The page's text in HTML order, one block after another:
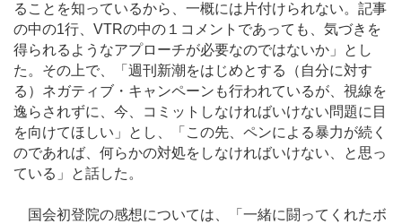
ることを知っているから、一概には片付けられない。記事
の中の1行、VTRの中の１コメントであっても、気づきを
得られるようなアプローチが必要なのではないか」とし
た。その上で、「週刊新潮をはじめとする（自分に対す
る）ネガティブ・キャンペーンも行われているが、視線を
逸らされずに、今、コミットしなければいけない問題に目
を向けてほしい」とし、「この先、ペンによる暴力が続く
のであれば、何らかの対処をしなければいけない、と思っ
ている」と話した。
国会初登院の感想については、「一緒に闘ってくれたボ